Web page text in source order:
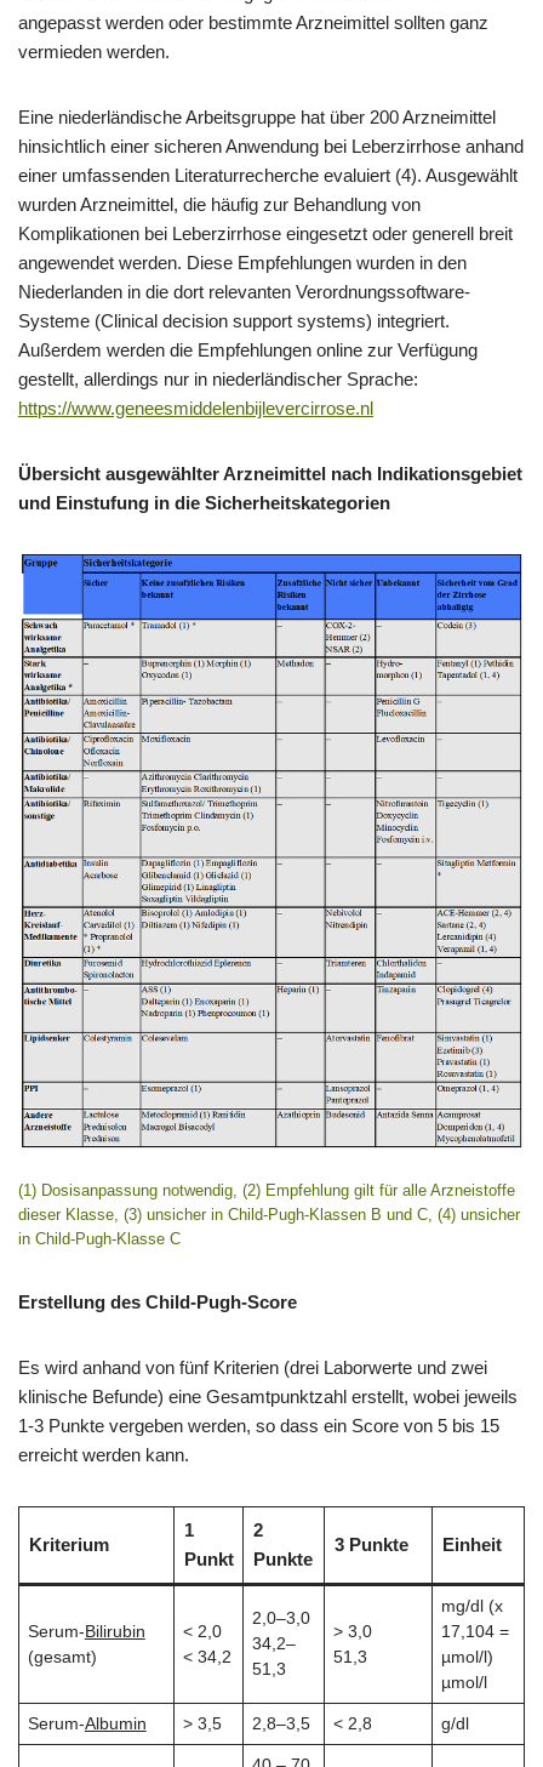
angepasst werden oder bestimmte Arzneimittel sollten ganz
vermieden werden.
Eine niederländische Arbeitsgruppe hat über 200 Arzneimittel
hinsichtlich einer sicheren Anwendung bei Leberzirrhose anhand
einer umfassenden Literaturrecherche evaluiert (4). Ausgewählt
wurden Arzneimittel, die häufig zur Behandlung von
Komplikationen bei Leberzirrhose eingesetzt oder generell breit
angewendet werden. Diese Empfehlungen wurden in den
Niederlanden in die dort relevanten Verordnungssoftware-
Systeme (Clinical decision support systems) integriert.
Außerdem werden die Empfehlungen online zur Verfügung
gestellt, allerdings nur in niederländischer Sprache:
https://www.geneesmiddelenbijlevercirrose.nl
Übersicht ausgewählter Arzneimittel nach Indikationsgebiet
und Einstufung in die Sicherheitskategorien
(1) Dosisanpassung notwendig, (2) Empfehlung gilt für alle Arzneistoffe
dieser Klasse, (3) unsicher in Child-Pugh-Klassen B und C, (4) unsicher
in Child-Pugh-Klasse C
Erstellung des Child-Pugh-Score
Es wird anhand von fünf Kriterien (drei Laborwerte und zwei
klinische Befunde) eine Gesamtpunktzahl erstellt, wobei jeweils
1-3 Punkte vergeben werden, so dass ein Score von 5 bis 15
erreicht werden kann.
Kriterium
1
Punkt
2
Punkte
3 Punkte Einheit
Serum- Bilirubin
(gesamt)
< 2,0
< 34,2
2,0–3,0
34,2–
51,3
> 3,0
51,3
mg/dl (x
17,104 =
µmol/l)
µmol/l
Serum-Albumin > 3,5 2,8–3,5 < 2,8 g/dl